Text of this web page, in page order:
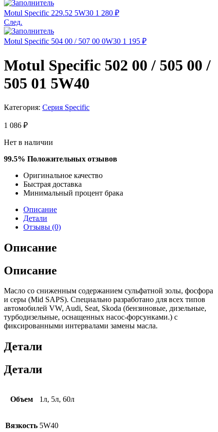
Motul Specific 229.52 5W30 1 280 ₽
След.
Motul Specific 504 00 / 507 00 0W30 1 195 ₽
Motul Specific 502 00 / 505 00 /
505 01 5W40
Категория: Серия Specific
1 086 ₽
Нет в наличии
99.5% Положительных отзывов​​
Оригинальное качество​
Быстрая доставка
Минимальный процент брака
Описание
Детали
Отзывы (0)
Описание
Описание
Масло со сниженным содержанием сульфатной золы, фосфора
и серы (Mid SAPS). Специально разработано для всех типов
автомобилей VW, Audi, Seat, Skoda (бензиновые, дизельные,
турбодизельные, оснащенных насос-форсунками.) с
фиксированными интервалами замены масла.
Детали
Детали
Объем 1л, 5л, 60л
Вязкость 5W40